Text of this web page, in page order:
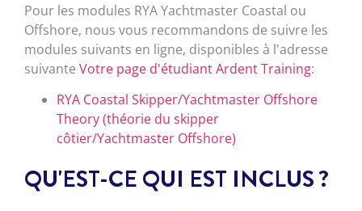
Pour les modules RYA Yachtmaster Coastal ou
Offshore, nous vous recommandons de suivre les
modules suivants en ligne, disponibles à l'adresse
suivante Votre page d'étudiant Ardent Training:
RYA Coastal Skipper/Yachtmaster Offshore
Theory (théorie du skipper
côtier/Yachtmaster Offshore)
QU'EST-CE QUI EST INCLUS ?